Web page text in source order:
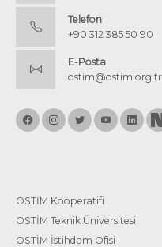
Telefon
+90 312 385 50 90
E-Posta
ostim@ostim.org.tr
OSTİM Kooperatifi
OSTİM Teknik Üniversitesi
OSTİM İstihdam Ofisi